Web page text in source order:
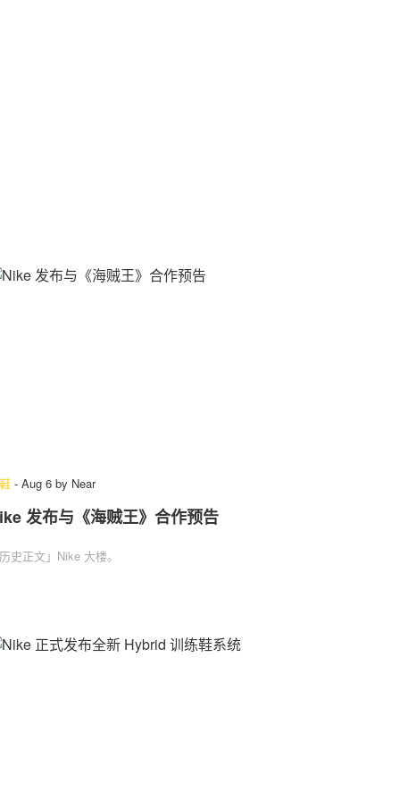
- Aug 6 by Near
发布与《海贼王》合作预告
历史正文」Nike 大楼。